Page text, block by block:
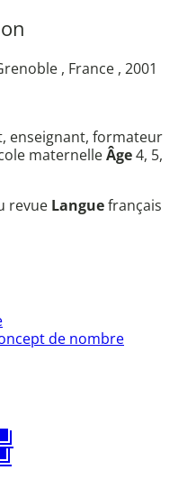
, France , 2001
enseignant, formateur
maternelleÂge4, 5,
revue Languefrançais
de nombre